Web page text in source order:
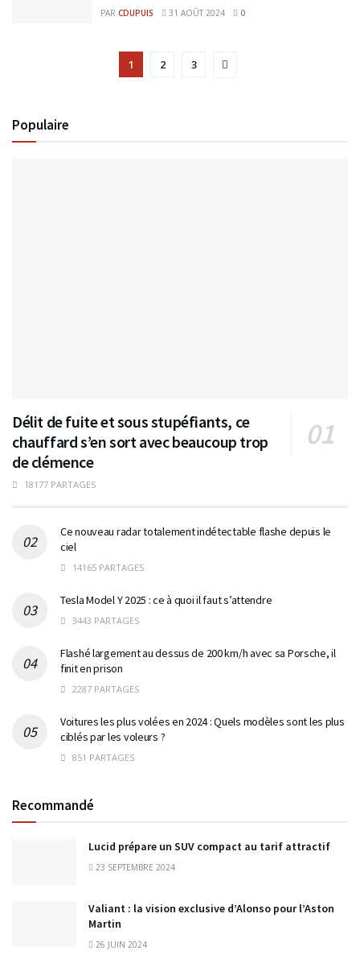
PAR CDUPUIS 31 AOÛT 2024 0
1 2 3
Populaire
Délit de fuite et sous stupéfiants, ce
chauffard s’en sort avec beaucoup trop
de clémence
18177 PARTAGES
Ce nouveau radar totalement indétectable flashe depuis le
ciel
14165 PARTAGES
Tesla Model Y 2025 : ce à quoi il faut s’attendre
3443 PARTAGES
Flashé largement au dessus de 200 km/h avec sa Porsche, il
finit en prison
2287 PARTAGES
Voitures les plus volées en 2024 : Quels modèles sont les plus
ciblés par les voleurs ?
851 PARTAGES
Recommandé
Lucid prépare un SUV compact au tarif attractif
23 SEPTEMBRE 2024
Valiant : la vision exclusive d’Alonso pour l’Aston
Martin
26 JUIN 2024